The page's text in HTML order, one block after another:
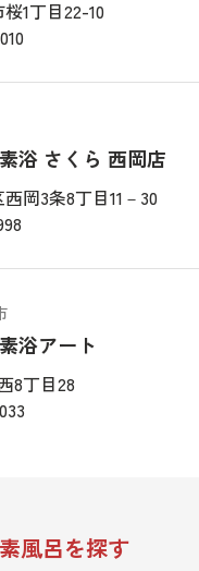
1丁目22-10
浴 さくら 西岡店
岡3条8丁目11－30
浴アート
8丁目28
風呂を探す